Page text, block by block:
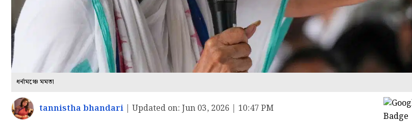
ধর্নামঞ্চে মমতা
tannistha bhandari | Updated on: Jun 03, 2026 | 10:47 PM